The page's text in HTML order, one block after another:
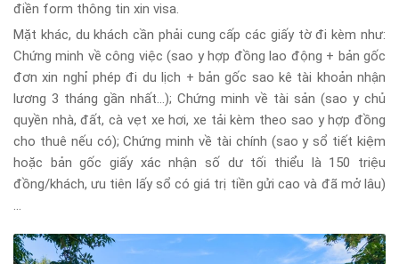
điền form thông tin xin visa.
Mặt khác, du khách cần phải cung cấp các giấy tờ đi kèm như:
Chứng minh về công việc (sao y hợp đồng lao động + bản gốc
đơn xin nghỉ phép đi du lịch + bản gốc sao kê tài khoản nhận
lương 3 tháng gần nhất…); Chứng minh về tài sản (sao y chủ
quyền nhà, đất, cà vẹt xe hơi, xe tải kèm theo sao y hợp đồng
cho thuê nếu có); Chứng minh về tài chính (sao y sổ tiết kiệm
hoặc bản gốc giấy xác nhận số dư tối thiểu là 150 triệu
đồng/khách, ưu tiên lấy sổ có giá trị tiền gửi cao và đã mở lâu)
…